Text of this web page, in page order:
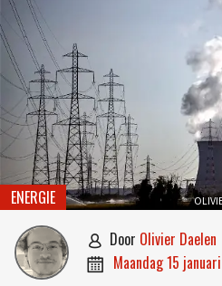
ENERGIE
 door Olivier Daelen
 maandag 15